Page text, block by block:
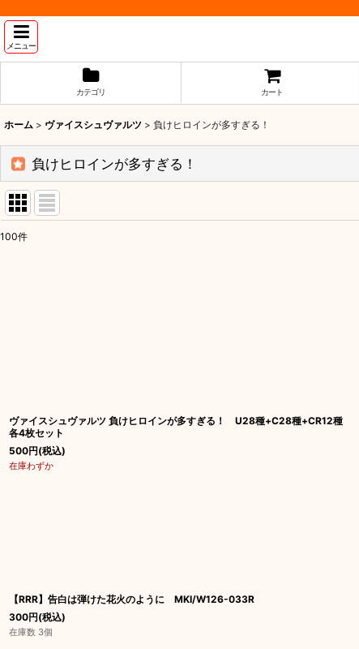
メニュー
カテゴリ カート
ホーム > ヴァイスシュヴァルツ > 負けヒロインが多すぎる！
負けヒロインが多すぎる！
100件
ヴァイスシュヴァルツ 負けヒロインが多すぎる！ U28種+C28種+CR12種
各4枚セット
500円(税込)
在庫わずか
【RRR】告白は弾けた花火のように MKI/W126-033R
300円(税込)
在庫数 3個